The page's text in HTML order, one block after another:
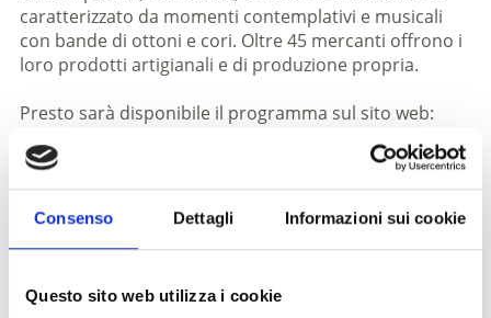
Consenso Dettagli Informazioni sui cookie
Questo sito web utilizza i cookie
caratterizzato da momenti contemplativi e musicali
con bande di ottoni e cori. Oltre 45 mercanti offrono i
loro prodotti artigianali e di produzione propria.
Presto sarà disponibile il programma sul sito web:
Informazioni
http://www.glurns.eu